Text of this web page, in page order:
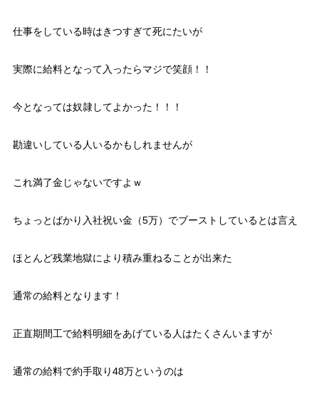
仕事をしている時はきつすぎて死にたいが
実際に給料となって入ったらマジで笑顔！！
今となっては奴隷してよかった！！！
勘違いしている人いるかもしれませんが
これ満了金じゃないですよｗ
ちょっとばかり入社祝い金（5万）でブーストしているとは言え
ほとんど残業地獄により積み重ねることが出来た
通常の給料となります！
正直期間工で給料明細をあげている人はたくさんいますが
通常の給料で約手取り48万というのは